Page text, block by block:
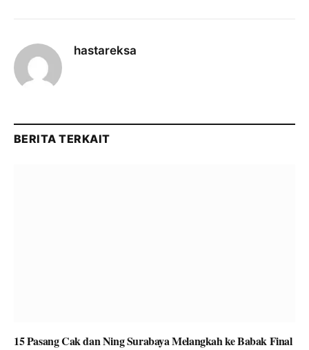
hastareksa
BERITA TERKAIT
15 Pasang Cak dan Ning Surabaya Melangkah ke Babak Final